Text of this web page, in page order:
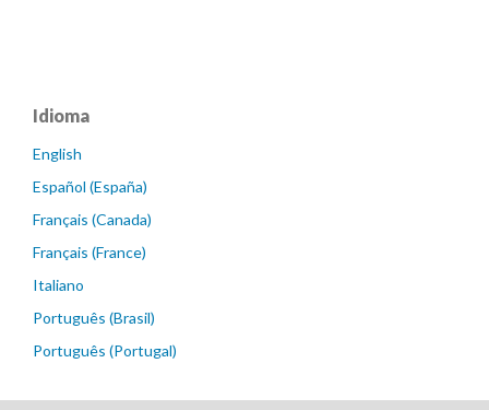
Idioma
English
Español (España)
Français (Canada)
Français (France)
Italiano
Português (Brasil)
Português (Portugal)